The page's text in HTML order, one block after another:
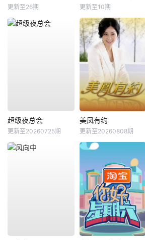
更新至26期 更新至10期
超级夜总会
更新至20260725期
美凤有约
更新至20260808期